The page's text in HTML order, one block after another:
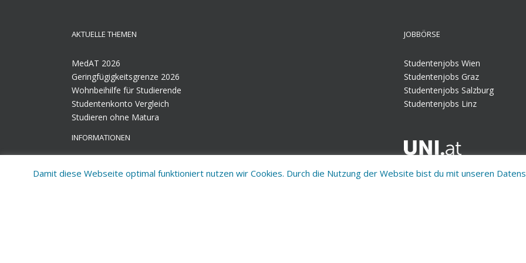
AKTUELLE THEMEN
MedAT 2026
Geringfügigkeitsgrenze 2026
Wohnbeihilfe für Studierende
Studentenkonto Vergleich
Studieren ohne Matura
JOBBÖRSE
Studentenjobs Wien
Studentenjobs Graz
Studentenjobs Salzburg
Studentenjobs Linz
INFORMATIONEN
Kontakt
Informiere dich über mehr als
Informationen, die du für dein
Damit diese Webseite optimal funktioniert nutzen wir Cookies. Durch die Nutzung der Website bist du mit unseren